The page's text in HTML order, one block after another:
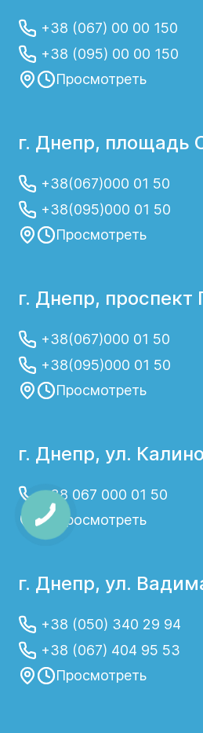
+38 (067) 00 00 150
+38 (095) 00 00 150
Просмотреть
г. Днепр, площадь
+38(067)000 01 50
+38(095)000 01 50
Просмотреть
г. Днепр, проспект
+38(067)000 01 50
+38(095)000 01 50
Просмотреть
г. Днепр, ул.
+38 067 000 01 50
Просмотреть
г. Днепр, ул.
+38 (050) 340 29 94
+38 (067) 404 95 53
Просмотреть